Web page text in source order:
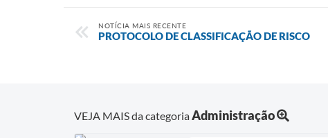
NOTÍCIA MAIS RECENTE
PROTOCOLO DE CLASSIFICAÇÃO DE RISCO
VEJA MAIS da categoriaAdministração